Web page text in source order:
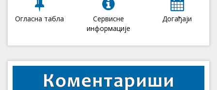
Огласна табла
Сервисне
информације
Догађаји